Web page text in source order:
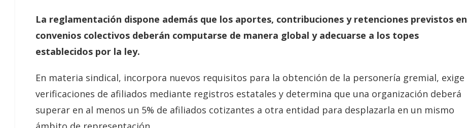
La reglamentación dispone además que los aportes, contribuciones y retenciones previstos en
convenios colectivos deberán computarse de manera global y adecuarse a los topes
establecidos por la ley.
En materia sindical, incorpora nuevos requisitos para la obtención de la personería gremial, exige
verificaciones de afiliados mediante registros estatales y determina que una organización deberá
superar en al menos un 5% de afiliados cotizantes a otra entidad para desplazarla en un mismo